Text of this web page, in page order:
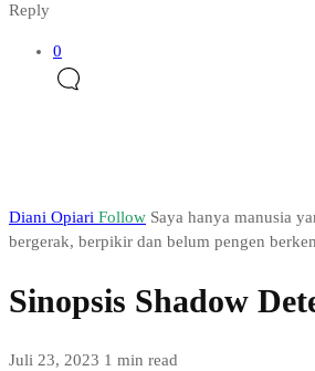
Reply
0
Diani Opiari Follow Saya hanya manusia
bergerak, berpikir dan belum pengen
Sinopsis Shadow
Juli 23, 2023 1 min read